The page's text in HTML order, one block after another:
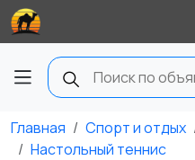
Главная Спорт и отдых
Настольный теннис